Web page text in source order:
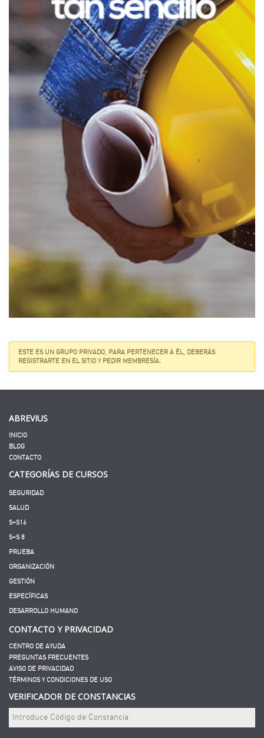
ESTE ES UN GRUPO PRIVADO, PARA PERTENECER A ÉL, DEBERÁS
REGISTRARTE EN EL SITIO Y PEDIR MEMBRESÍA.
ABREVIUS
INICIO
BLOG
CONTACTO
CATEGORÍAS DE CURSOS
SEGURIDAD
SALUD
S+S16
S+S 8
PRUEBA
ORGANIZACIÓN
GESTIÓN
ESPECÍFICAS
DESARROLLO HUMANO
CONTACTO Y PRIVACIDAD
CENTRO DE AYUDA
PREGUNTAS FRECUENTES
AVISO DE PRIVACIDAD
TÉRMINOS Y CONDICIONES DE USO
VERIFICADOR DE CONSTANCIAS